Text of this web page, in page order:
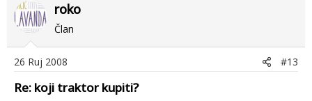
roko
Član
26 Ruj 2008 #13
Re: koji traktor kupiti?